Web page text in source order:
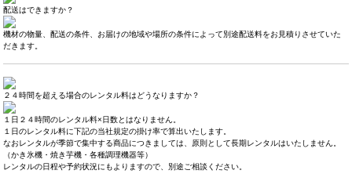
配送はできますか？
機材の物量、配送の条件、お届けの地域や場所の条件によって別途配送料をお見積りさせていた
だきます。
２４時間を超える場合のレンタル料はどうなりますか？
１日２４時間のレンタル料×日数とはなりません。
１日のレンタル料に下記の当社規定の掛け率で算出いたします。
なおレンタルが季節で集中する商品につきましては、原則として長期レンタルはいたしません。
（かき氷機・焼き芋機・各種調理機器等）
レンタルの日程や予約状況にもよりますので、別途ご相談ください。